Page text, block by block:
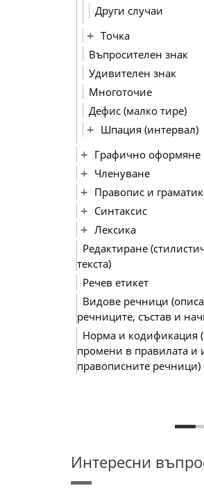
Други случаи
Точка
Въпросителен знак
Удивителен знак
Многоточие
Дефис (малко тире)
Шпация (интервал)
Графично оформяне
Членуване
Правопис и
Синтаксис
Лексика
Редактиране
текста)
Речев етикет
Видове речници
речниците, състав и
Норма и кодификация
промени в правилата и
правописните речници)
Интересни